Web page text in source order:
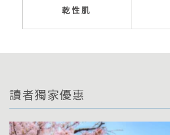
乾性肌
讀者獨家優惠